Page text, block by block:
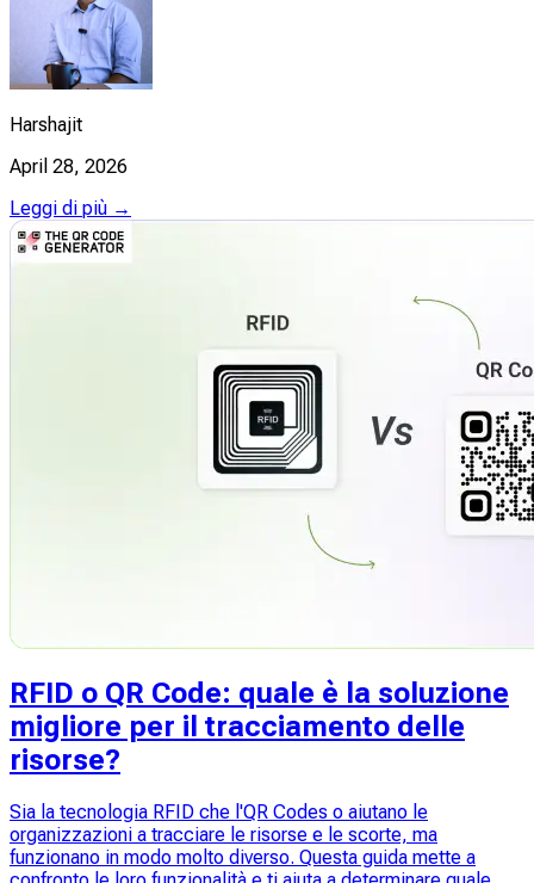
Harshajit
April 28, 2026
Leggi di più →
RFID o QR Code: quale è la soluzione
migliore per il tracciamento delle
risorse?
Sia la tecnologia RFID che l'QR Codes o aiutano le
organizzazioni a tracciare le risorse e le scorte, ma
funzionano in modo molto diverso. Questa guida mette a